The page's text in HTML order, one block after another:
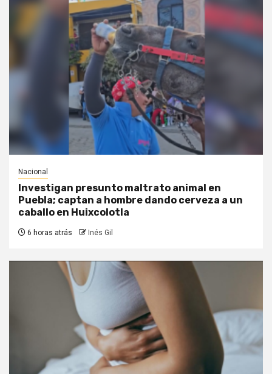
Nacional
Investigan presunto maltrato animal en
Puebla; captan a hombre dando cerveza a un
caballo en Huixcolotla
6 horas atrás Inés Gil